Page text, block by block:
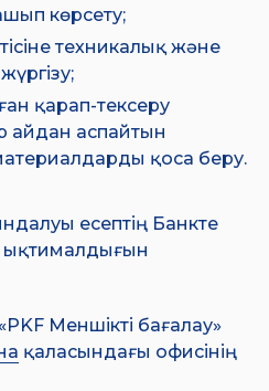
көрсету;
техникалық және
қарап-тексеру
айдан аспайтын
қоса беру.
есептің Банкте
ықтималдығын
Меншікті бағалау»
қаласындағы офисінің